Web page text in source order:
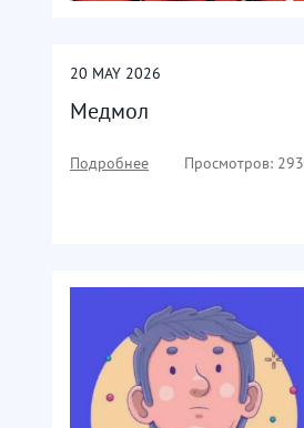
20 MAY 2026
Медмол
Подробнее Просмотров: